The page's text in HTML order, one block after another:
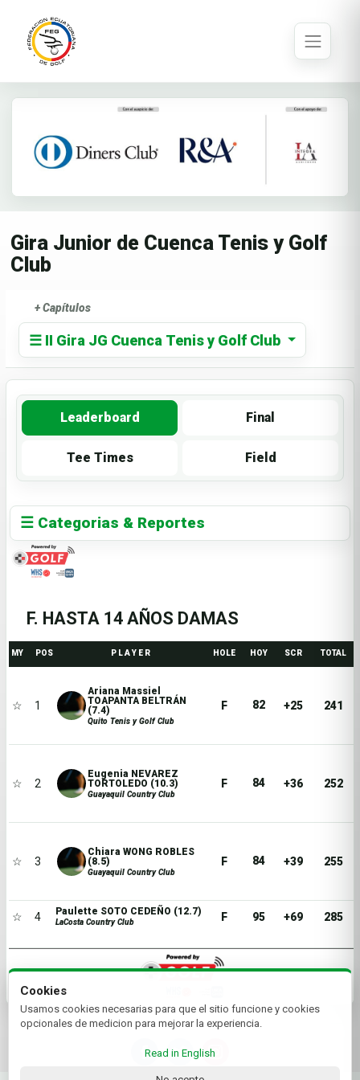
Gira Junior de Cuenca Tenis y Golf
Club
+ Capítulos
☰ II Gira JG Cuenca Tenis y Golf Club
Leaderboard Final
Tee Times Field
☰ Categorias & Reportes
F. HASTA 14 AÑOS DAMAS
MY POS P L A Y E R HOLE HOY SCR TOTAL
☆ 1
Ariana Massiel
TOAPANTA BELTRÁN
(7.4)
Quito Tenis y Golf Club
F 82 +25 241
☆ 2
Eugenia NEVAREZ
TORTOLEDO (10.3)
Guayaquil Country Club
F 84 +36 252
☆ 3
Chiara WONG ROBLES
(8.5)
Guayaquil Country Club
F 84 +39 255
☆ 4 Paulette SOTO CEDEÑO (12.7)
LaCosta Country Club F 95 +69 285
Cookies
Usamos cookies necesarias para que el sitio funcione y cookies
opcionales de medicion para mejorar la experiencia.
Read in English